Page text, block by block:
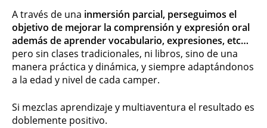
A través de una inmersión parcial, perseguimos el
objetivo de mejorar la comprensión y expresión oral
además de aprender vocabulario, expresiones, etc…
pero sin clases tradicionales, ni libros, sino de una
manera práctica y dinámica, y siempre adaptándonos
a la edad y nivel de cada camper.
Si mezclas aprendizaje y multiaventura el resultado es
doblemente positivo.